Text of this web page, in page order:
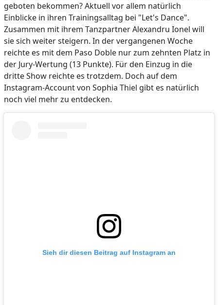
geboten bekommen? Aktuell vor allem natürlich
Einblicke in ihren Trainingsalltag bei "Let's Dance".
Zusammen mit ihrem Tanzpartner Alexandru Ionel will
sie sich weiter steigern. In der vergangenen Woche
reichte es mit dem Paso Doble nur zum zehnten Platz in
der Jury-Wertung (13 Punkte). Für den Einzug in die
dritte Show reichte es trotzdem. Doch auf dem
Instagram-Account von Sophia Thiel gibt es natürlich
noch viel mehr zu entdecken.
Sieh dir diesen Beitrag auf Instagram an